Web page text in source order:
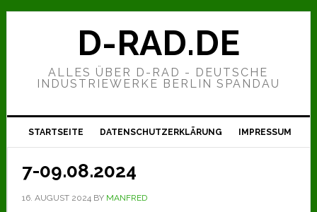
Zur
Hauptnavigation
Zum
Zur
D-RAD.DE
ALLES ÜBER D-RAD - DEUTSCHE
INDUSTRIEWERKE BERLIN SPANDAU
STARTSEITE DATENSCHUTZERKLÄRUNG IMPRESSUM
7-09.08.2024
16. AUGUST 2024BY MANFRED